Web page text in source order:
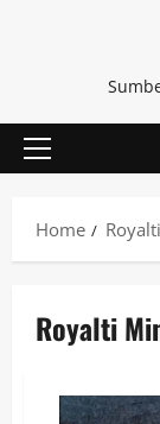
Primary
Home
Royalti